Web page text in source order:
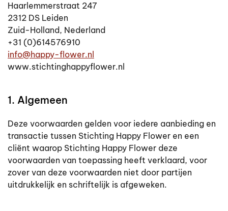
Haarlemmerstraat 247
2312 DS Leiden
Zuid-Holland, Nederland
+31 (0)614576910
info@happy-flower.nl
www.stichtinghappyflower.nl
1. Algemeen
Deze voorwaarden gelden voor iedere aanbieding en
transactie tussen Stichting Happy Flower en een
cliënt waarop Stichting Happy Flower deze
voorwaarden van toepassing heeft verklaard, voor
zover van deze voorwaarden niet door partijen
uitdrukkelijk en schriftelijk is afgeweken.